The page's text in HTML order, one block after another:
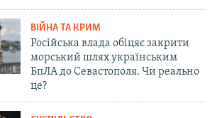
ВІЙНА ТА КРИМ
Російська влада обіцяє закрити
морський шлях українським
БпЛА до Севастополя. Чи реально
це?